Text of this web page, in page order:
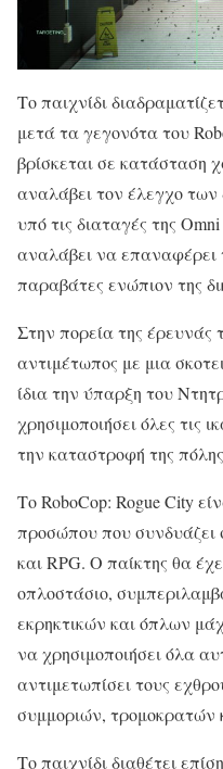
Το παιχνίδι
μετά τα γεγονότα του
βρίσκεται σε κατάσταση
αναλάβει τον έλεγχο
υπό τις διαταγές της
αναλάβει να επαναφέρει
παραβάτες ενώπιον της
Στην πορεία της έρευνάς
αντιμέτωπος με μια
ίδια την ύπαρξη του
χρησιμοποιήσει όλες τις
την καταστροφή της
Το RoboCop: Rogue City
προσώπου που συνδυάζει
και RPG. Ο παίκτης θα
οπλοστάσιο,
εκρηκτικών και όπλων
να χρησιμοποιήσει όλα
αντιμετωπίσει τους
συμμοριών, τρομοκρατών
Το παιχνίδι διαθέτει